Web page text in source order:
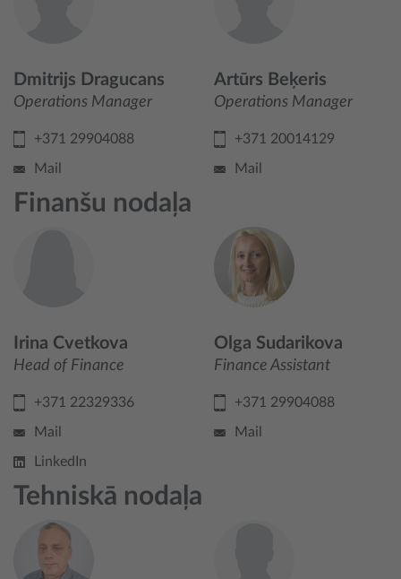
Dmitrijs Dragucans
Operations Manager
+371 29904088
Mail
Artūrs Beķeris
Operations Manager
+371 20014129
Mail
Finanšu nodaļa
Irina Cvetkova
Head of Finance
+371 22329336
Mail
LinkedIn
Olga Sudarikova
Finance Assistant
+371 29904088
Mail
Tehniskā nodaļa